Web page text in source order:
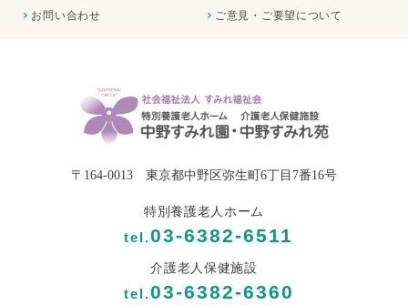
お問い合わせ
ご意見・ご要望について
〒164-0013 東京都中野区弥生町6丁目7番16号
特別養護老人ホーム
tel.03-6382-6511
介護老人保健施設
tel.03-6382-6360